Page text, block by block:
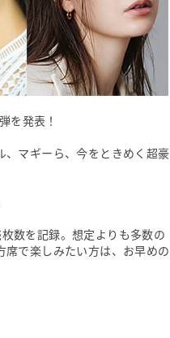
を発表！
マギーら、今をときめく超豪
数を記録。想定よりも多数の
で楽しみたい方は、お早めの